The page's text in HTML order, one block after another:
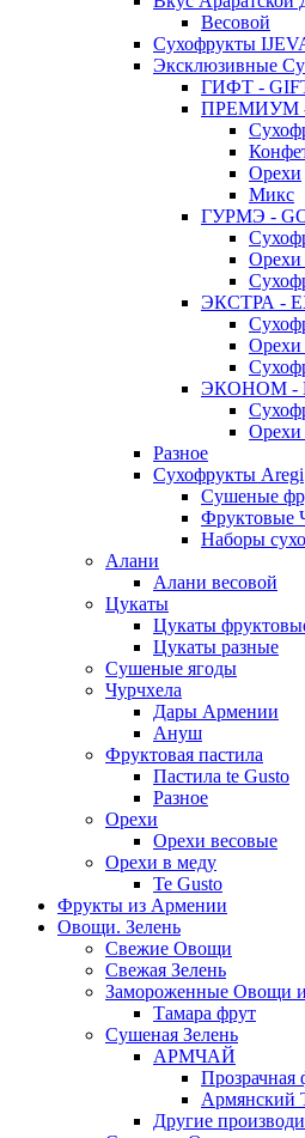
Весовой
Сухофрукты
Эксклюзивные
ГИФТ -
ПРЕМИУМ -
Орехи
Микс
ГУРМЭ -
Орехи
ЭКСТРА -
Орехи
ЭКОНОМ -
Орехи
Разное
Сухофрукты Aregi
Сушеные
Фруктовые
Наборы
Алани
Алани весовой
Цукаты
Цукаты
Цукаты разные
Сушеные ягоды
Чурчхела
Дары Армении
Ануш
Фруктовая пастила
Пастила te Gusto
Разное
Орехи
Орехи весовые
Орехи в меду
Te Gusto
Фрукты из Армении
Овощи. Зелень
Свежие Овощи
Свежая Зелень
Замороженные Овощи и
Тамара фрут
Сушеная Зелень
АРМЧАЙ
Прозрачная
Армянский
Другие